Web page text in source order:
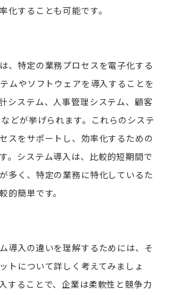
化することも可能です。
、特定の業務プロセスを電子化する
ムやソフトウェアを導入することを
システム、人事管理システム、顧客
どが挙げられます。これらのシステ
スをサポートし、効率化するための
。システム導入は、比較的短期間で
多く、特定の業務に特化しているた
的簡単です。
導入の違いを理解するためには、そ
トについて詳しく考えてみましょ
することで、企業は柔軟性と競争力